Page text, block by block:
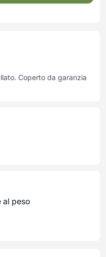
Coperto da garanzia
al peso